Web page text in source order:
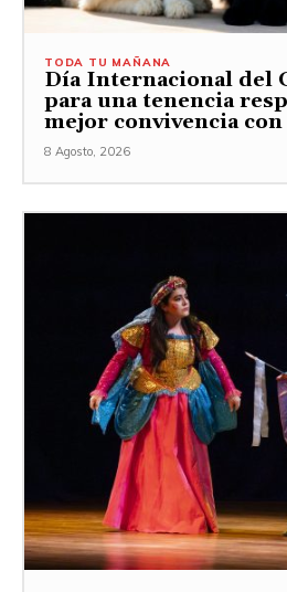
TODA TU MAÑANA
Día Internacional del
para una tenencia
mejor convivencia
8 Agosto, 2026